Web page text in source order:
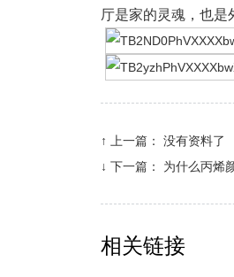
厅是家的灵魂，也是
↑ 上一篇： 没有资料了
↓ 下一篇： 为什么丙烯
相关链接